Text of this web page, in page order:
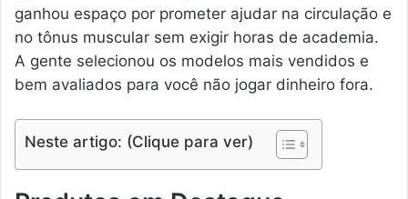
ganhou espaço por prometer ajudar na circulação e
no tônus muscular sem exigir horas de academia.
A gente selecionou os modelos mais vendidos e
bem avaliados para você não jogar dinheiro fora.
Neste artigo: (Clique para ver)